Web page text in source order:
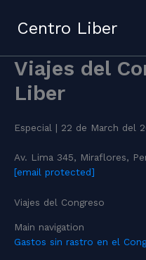
contentCentro Liber
Viajes del
Liber
Especial | 22 de March del
Av. Lima 345, Miraflores,
[email protected]
Viajes del Congreso
Main navigation
Gastos sin rastro en el